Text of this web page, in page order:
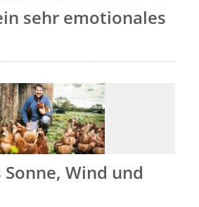
sehr emotionales
Sonne, Wind und